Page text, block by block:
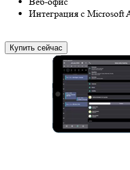
Интеграция с Microsoft
Купить сейчас